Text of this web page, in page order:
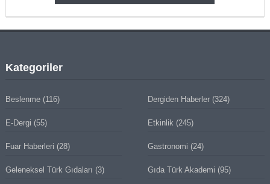
Kategoriler
Beslenme(116) Dergiden Haberler (324)
E-Dergi (55) Etkinlik (245)
Fuar Haberleri (28) Gastronomi (24)
Geleneksel Türk Gıdaları (3) Gıda Türk Akademi (95)